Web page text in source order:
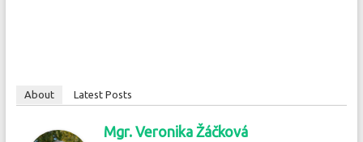
About Latest Posts
Mgr. Veronika Žáčková